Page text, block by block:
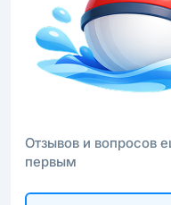
Отзывов и вопросов
первым